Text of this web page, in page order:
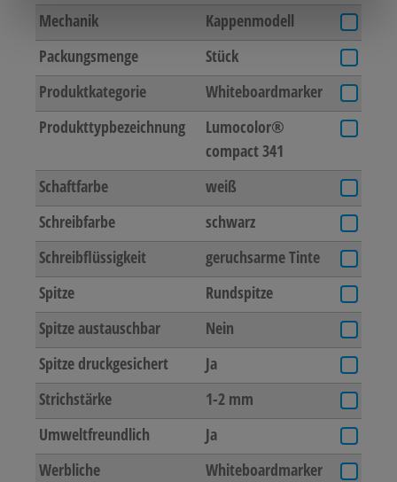
Mechanik
Kappenmodell
Packungsmenge
Stück
Produktkategorie
Whiteboardmarker
Produkttypbezeichnung
Lumocolor®
compact 341
Schaftfarbe
weiß
Schreibfarbe
schwarz
Schreibflüssigkeit
geruchsarme Tinte
Spitze
Rundspitze
Spitze austauschbar
Nein
Spitze druckgesichert
Ja
Strichstärke
1-2 mm
Umweltfreundlich
Ja
Werbliche
Whiteboardmarker